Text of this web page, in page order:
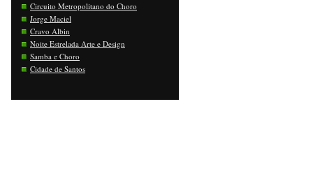
Circuito Metropolitano do Choro
Jorge Maciel
Cravo Albin
Noite Estrelada Arte e Design
Samba e Choro
Cidade de Santos